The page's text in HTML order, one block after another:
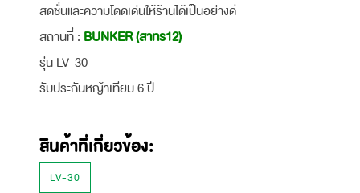
สดชื่นและความโดดเด่นให้ร้านได้เป็นอย่างดี
สถานที่ : BUNKER (สาทร12)
รุ่น LV-30
รับประกันหญ้าเทียม 6 ปี
สินค้าที่เกี่ยวข้อง:
LV-30